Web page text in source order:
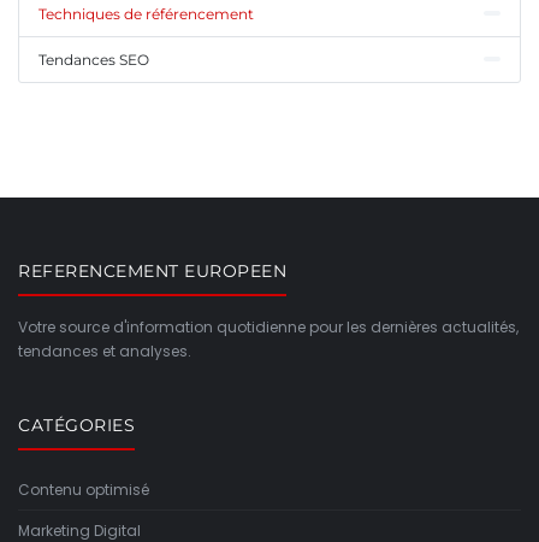
Techniques de référencement
Tendances SEO
REFERENCEMENT EUROPEEN
Votre source d'information quotidienne pour les dernières actualités,
tendances et analyses.
CATÉGORIES
Contenu optimisé
Marketing Digital